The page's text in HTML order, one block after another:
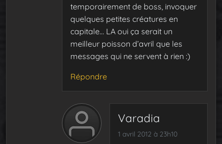
temporairement de boss, invoquer
quelques petites créatures en
capitale… LA oui ça serait un
meilleur poisson d’avril que les
messages qui ne servent à rien :)
Répondre
Varadia
1 avril 2012 à 23h10